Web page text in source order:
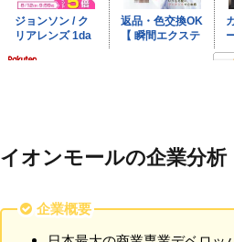
イオンモールの企業分析
企業概要